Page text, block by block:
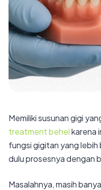
Memiliki susunan gigi
treatment behelkarena
fungsi gigitan yang lebih
dulu prosesnya dengan
Masalahnya, masih